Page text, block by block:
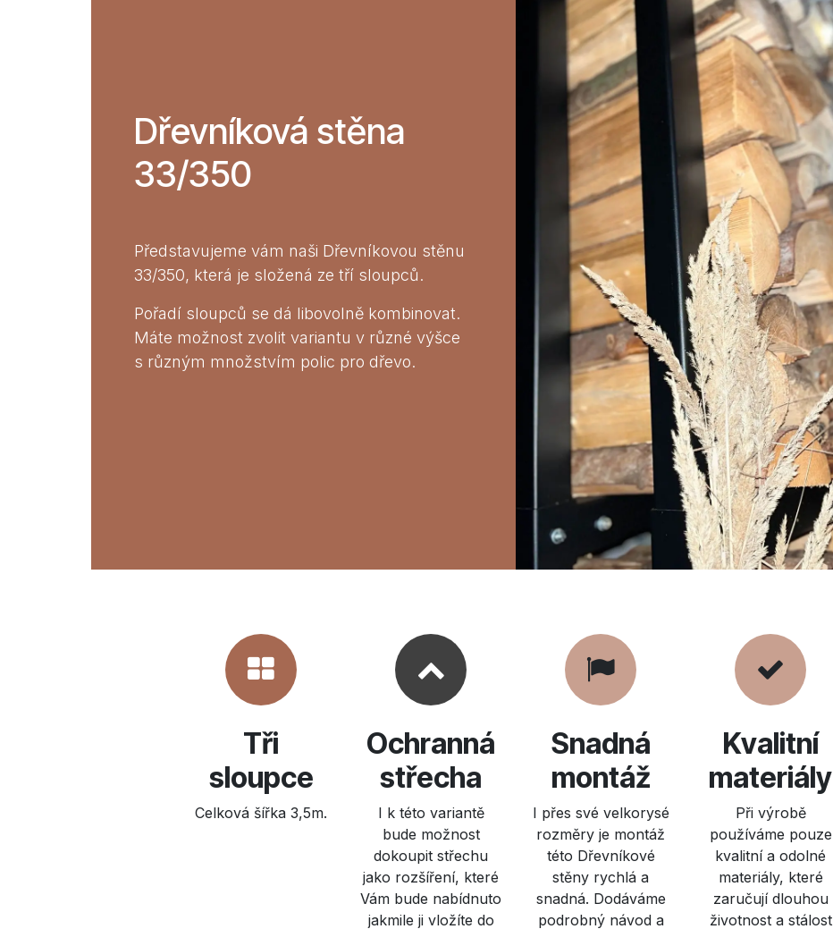
Dřevníková stěna
33/350
Představujeme vám naši Dřevníkovou stěnu
33/350, která je složená ze tří sloupců.
Pořadí sloupců se dá libovolně kombinovat.
Máte možnost zvolit variantu v různé výšce
s různým množstvím polic pro dřevo.
Tři
sloupce
Celková šířka 3,5m.
Ochranná
střecha
I k této variantě
bude možnost
dokoupit střechu
jako rozšíření, které
Vám bude nabídnuto
jakmile ji vložíte do
Snadná
montáž
I přes své velkorysé
rozměry je montáž
této Dřevníkové
stěny rychlá a
snadná. Dodáváme
podrobný návod a
Kvalitní
materiály
Při výrobě
používáme pouze
kvalitní a odolné
materiály, které
zaručují dlouhou
životnost a stálost